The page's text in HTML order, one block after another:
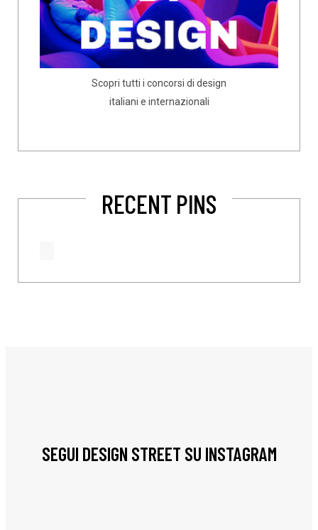
Scopri tutti i concorsi di design
italiani e internazionali
RECENT PINS
SEGUI DESIGN STREET SU INSTAGRAM